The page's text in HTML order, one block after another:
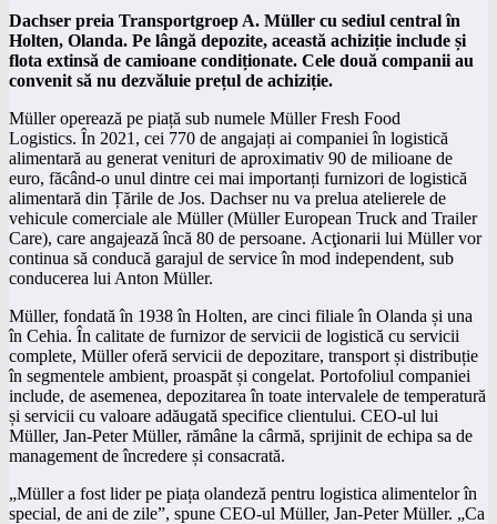
Dachser preia Transportgroep A. Müller cu sediul central în
Holten, Olanda. Pe lângă depozite, această achiziție include și
flota extinsă de camioane condiționate. Cele două companii au
convenit să nu dezvăluie prețul de achiziție.
Müller operează pe piață sub numele Müller Fresh Food
Logistics. În 2021, cei 770 de angajați ai companiei în logistică
alimentară au generat venituri de aproximativ 90 de milioane de
euro, făcând-o unul dintre cei mai importanți furnizori de logistică
alimentară din Țările de Jos. Dachser nu va prelua atelierele de
vehicule comerciale ale Müller (Müller European Truck and Trailer
Care), care angajează încă 80 de persoane. Acţionarii lui Müller vor
continua să conducă garajul de service în mod independent, sub
conducerea lui Anton Müller.
Müller, fondată în 1938 în Holten, are cinci filiale în Olanda și una
în Cehia. În calitate de furnizor de servicii de logistică cu servicii
complete, Müller oferă servicii de depozitare, transport și distribuție
în segmentele ambient, proaspăt și congelat. Portofoliul companiei
include, de asemenea, depozitarea în toate intervalele de temperatură
și servicii cu valoare adăugată specifice clientului. CEO-ul lui
Müller, Jan-Peter Müller, rămâne la cârmă, sprijinit de echipa sa de
management de încredere și consacrată.
„Müller a fost lider pe piața olandeză pentru logistica alimentelor în
special, de ani de zile”, spune CEO-ul Müller, Jan-Peter Müller. „Ca